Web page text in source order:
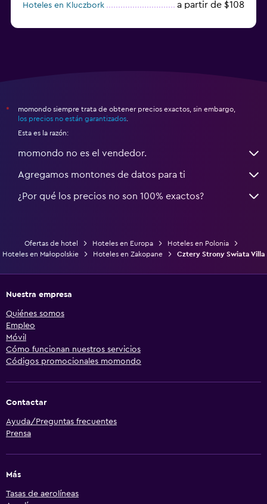
Hoteles en Kluczbork a partir de $108
*
momondo siempre trata de obtener precios exactos, sin embargo,
los precios no están garantizados
Esta es la razón:
momondo no es el vendedor.
Agregamos montones de datos para ti
¿Por qué los precios no son 100% exactos?
Ofertas de hotel Hoteles en Europa
Hoteles en Polonia
Hoteles en Małopolskie
Hoteles en Zakopane Cztery Strony Swiata Villa
Nuestra empresa
Quiénes somos
Empleo
Móvil
Cómo funcionan nuestros servicios
Códigos promocionales momondo
Contactar
Ayuda/Preguntas frecuentes
Prensa
Más
Tasas de aerolíneas